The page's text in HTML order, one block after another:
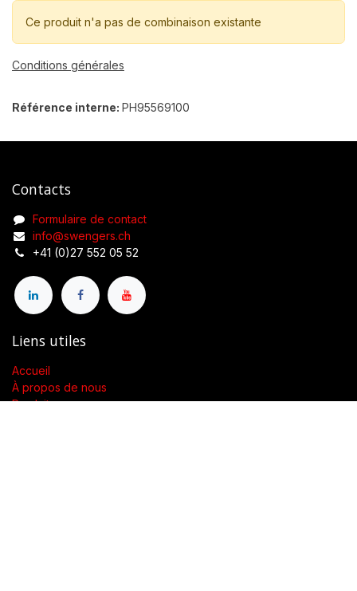
Ce produit n'a pas de combinaison existante
Conditions générales
Référence interne: PH95569100
Contacts
Formulaire de contact
info@swengers.ch
+41 (0)27 552 05 52
Liens utiles
Accueil
À propos de nous
Produits